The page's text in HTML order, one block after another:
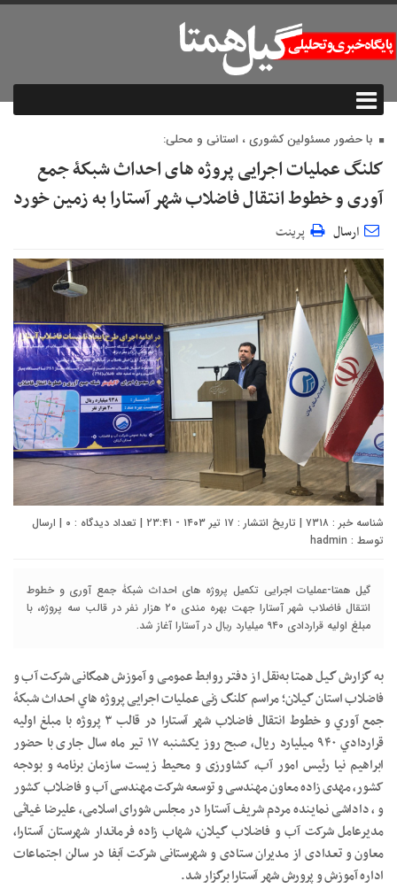
با حضور مسئولين كشوري ، استاني و محلي:
كلنگ عملیات اجرایی پروژه های احداث شبكۀ جمع
آوری و خطوط انتقال فاضلاب شهر آستارا به زمین خورد
ارسال پرینت
شناسه خبر : ۷۳۱۸ | تاریخ انتشار : ۱۷ تیر ۱۴۰۳ - ۲۳:۴۱ | تعداد دیدگاه : ۰ | ارسال
توسط : hadmin
گیل همتا-عملیات اجرایی تکمیل پروژه هاي احداث شبكۀ جمع آوري و خطوط
انتقال فاضلاب شهر آستارا جهت بهره مندی ۲۰ هزار نفر در قالب سه پروژه، با
مبلغ اوليه قراردادي ۹۴۰ ميليارد ريال در آستارا آغاز شد.
به گزارش گیل همتا به‌نقل از دفتر روابط عمومی و آموزش همگانی شرکت آب و
فاضلاب استان گیلان؛ مراسم کلنگ زنی عملیات اجرایی پروژه هاي احداث شبكۀ
جمع آوري و خطوط انتقال فاضلاب شهر آستارا در قالب ۳ پروژه با مبلغ اوليه
قراردادي ۹۴۰ ميليارد ريال، صبح روز یکشنبه ۱۷ تیر ماه سال جاری با حضور
ابراهیم نیا رئیس امور آب، کشاورزی و محیط زیست سازمان برنامه و بودجه
کشور، مهدی زاده معاون مهندسی و توسعه شرکت مهندسی آب و فاضلاب کشور
و ، داداشی نماینده مردم شریف آستارا در مجلس شورای اسلامی، علیرضا غیاثی
مدیرعامل شرکت آب و فاضلاب گیلان، شهاب زاده فرماندار شهرستان آستارا،
معاون و تعدادی از مدیران ستادی و شهرستانی شرکت آبفا در سالن اجتماعات
اداره آموزش و پرورش شهر آستارا برگزار شد.